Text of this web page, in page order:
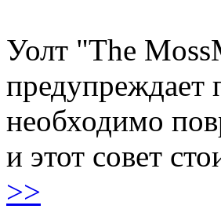
Уолт "The
предупреждает
необходимо
и этот совет
>>